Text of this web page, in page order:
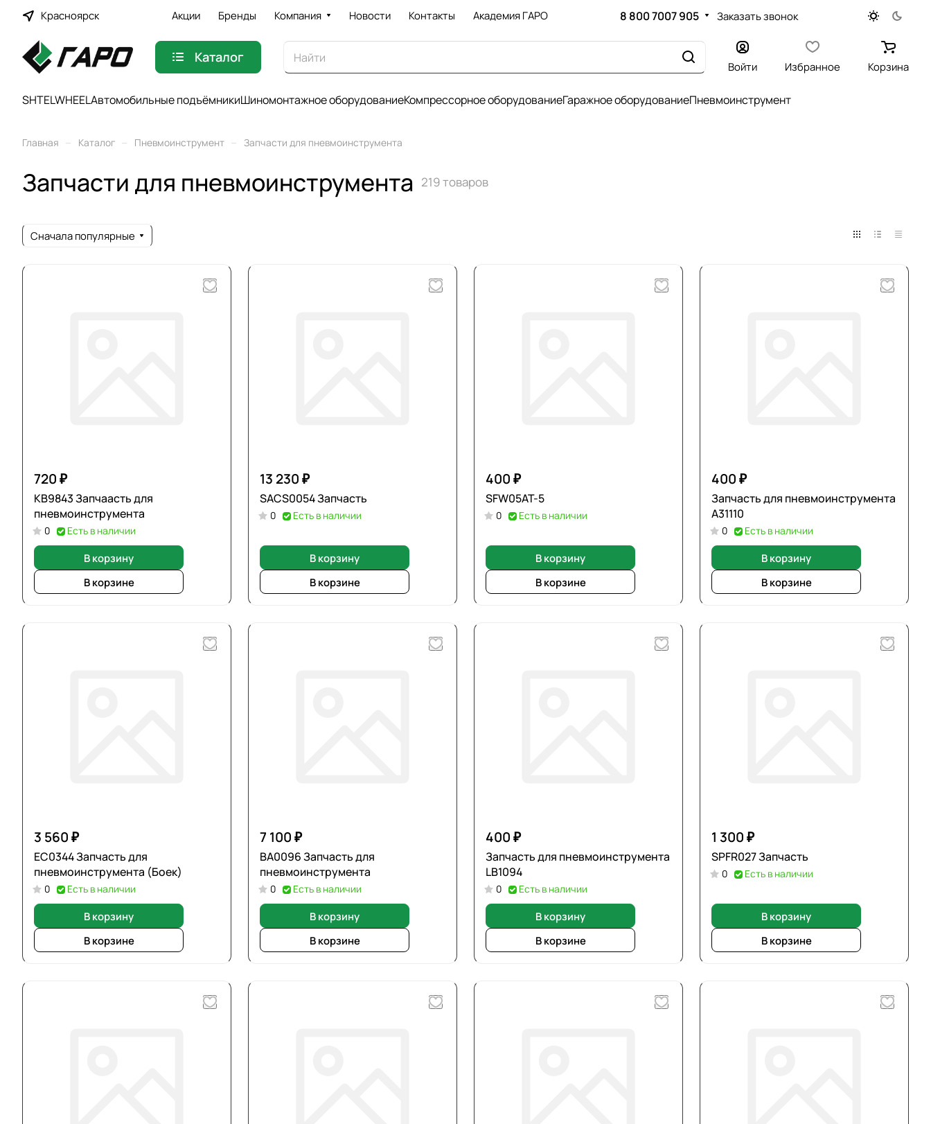
Красноярск Акции Бренды Компания Новости Контакты Академия ГАРО 8 800 7007 905 Заказать звонок
Каталог
Войти Избранное Корзина
SHTELWHEELАвтомобильные подъёмникиШиномонтажное оборудованиеКомпрессорное оборудованиеГаражное оборудованиеПневмоинструмент
Главная – Каталог – Пневмоинструмент – Запчасти для пневмоинструмента
Запчасти для пневмоинструмента 219 товаров
Сначала популярные
720 ₽
KB9843 Запчаасть для
пневмоинструмента
0 Есть в наличии
В корзину
В корзине
13 230 ₽
SACS0054 Запчасть
0 Есть в наличии
В корзину
В корзине
400 ₽
SFW05AT-5
0 Есть в наличии
В корзину
В корзине
400 ₽
Запчасть для пневмоинструмента
А31110
0 Есть в наличии
В корзину
В корзине
3 560 ₽
EC0344 Запчасть для
пневмоинструмента (Боек)
0 Есть в наличии
В корзину
В корзине
7 100 ₽
ВА0096 Запчасть для
пневмоинструмента
0 Есть в наличии
В корзину
В корзине
400 ₽
Запчасть для пневмоинструмента
LB1094
0 Есть в наличии
В корзину
В корзине
1 300 ₽
SPFR027 Запчасть
0 Есть в наличии
В корзину
В корзине